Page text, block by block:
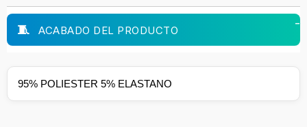
ACABADO DEL PRODUCTO
95% POLIESTER 5% ELASTANO